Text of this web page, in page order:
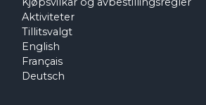
Aktiviteter
Tillitsvalgt
English
Français
Deutsch